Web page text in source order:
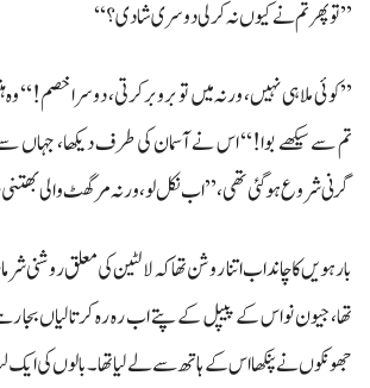
’’تو پھر تم نے کیوں نہ کرلی دوسری شادی؟‘‘
’’کوئی ملا ہی نہیں، ورنہ میں تو بروبر کرتی، دوسرا خصم!‘‘
تم سے سیکھے بوا!‘‘ اس نے آسمان کی طرف دیکھا، جہاں
گرنی شروع ہو گئی تھی، ’’اب نکل لو، ورنہ مرگھٹ والی
بارہویں کا چاند اب اتنا روشن تھا کہ لالٹین کی معلق روشنی
تھا، جیون نواس کے پیپل کے پتے اب رہ رہ کر تالیاں بجا
جھونکوں نے پنکھا اس کے ہاتھ سے لے لیا تھا۔ بالوں کی